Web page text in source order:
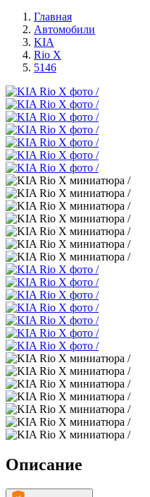
Главная
Автомобили
KIA
Rio X
5146
Описание